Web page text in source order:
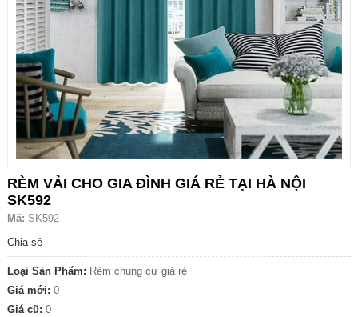
RÈM VẢI CHO GIA ĐÌNH GIÁ RẺ TẠI HÀ NỘI
SK592
Mã: SK592
Chia sẻ
Loại Sản Phẩm: Rèm chung cư giá rẻ
Giá mới: 0
Giá cũ: 0